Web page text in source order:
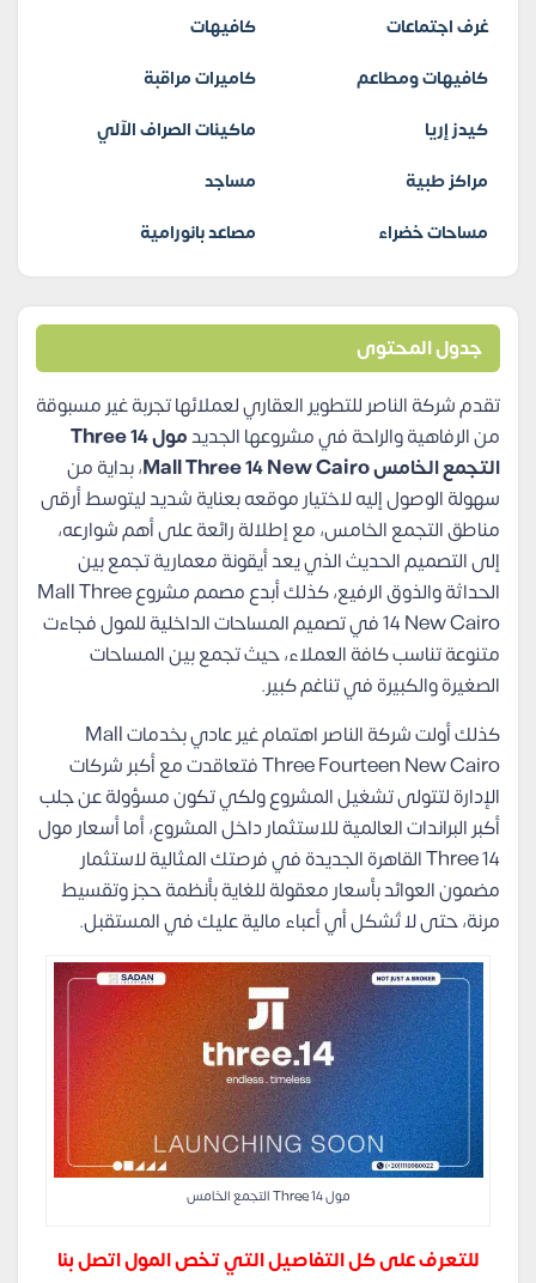
غرف اجتماعات
كافيهات
كافيهات ومطاعم
كاميرات مراقبة
كيدز إريا
ماكينات الصراف الآلي
مراكز طبية
مساجد
مساحات خضراء
مصاعد بانورامية
جدول المحتوى
تقدم شركة الناصر للتطوير العقاري لعملائها تجربة غير مسبوقة
من الرفاهية والراحة في مشروعها الجديد
مول Three 14
التجمع الخامس Mall Three 14 New Cairo
، بداية من
سهولة الوصول إليه لاختيار موقعه بعناية شديد ليتوسط أرقى
مناطق التجمع الخامس، مع إطلالة رائعة على أهم شوارعه،
إلى التصميم الحديث الذي يعد أيقونة معمارية تجمع بين
الحداثة والذوق الرفيع، كذلك أبدع مصمم مشروع Mall Three
14 New Cairo في تصميم المساحات الداخلية للمول فجاءت
متنوعة تناسب كافة العملاء، حيث تجمع بين المساحات
الصغيرة والكبيرة في تناغم كبير.
كذلك أولت شركة الناصر اهتمام غير عادي بخدمات Mall
Three Fourteen New Cairo فتعاقدت مع أكبر شركات
الإدارة لتتولى تشغيل المشروع ولكي تكون مسؤولة عن جلب
أكبر البراندات العالمية للاستثمار داخل المشروع، أما أسعار مول
Three 14 القاهرة الجديدة في فرصتك المثالية لاستثمار
مضمون العوائد بأسعار معقولة للغاية بأنظمة حجز وتقسيط
مرنة، حتى لا تُشكل أي أعباء مالية عليك في المستقبل.
مول Three 14 التجمع الخامس
للتعرف على كل التفاصيل التي تخص المول اتصل بنا